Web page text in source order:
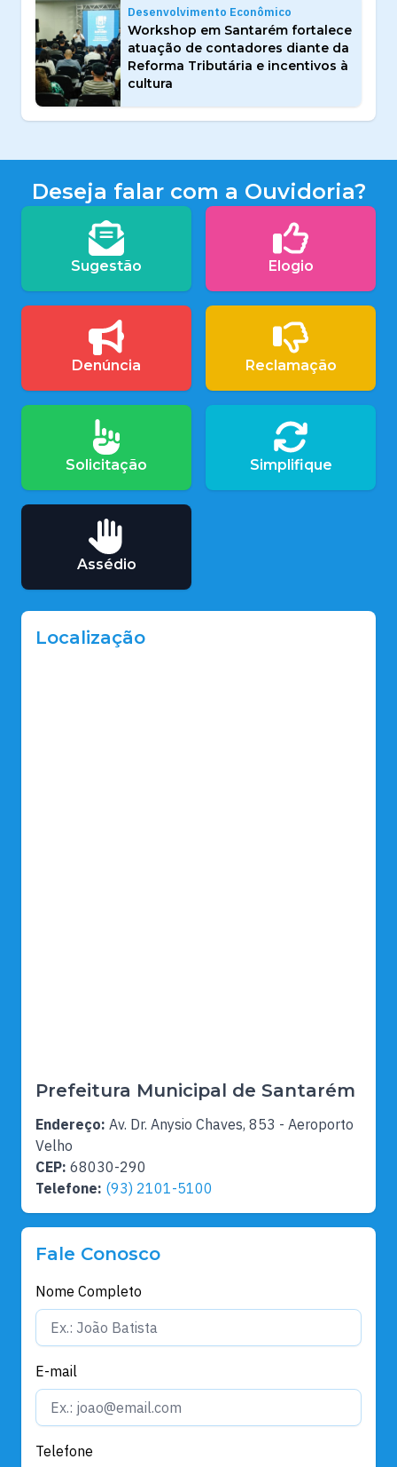
Desenvolvimento Econômico
Workshop em Santarém fortalece
atuação de contadores diante da
Reforma Tributária e incentivos à
cultura
Deseja falar com a Ouvidoria?
Sugestão Elogio
Denúncia Reclamação
Solicitação Simplifique
Assédio
Localização
Prefeitura Municipal de Santarém
Endereço: Av. Dr. Anysio Chaves, 853 - Aeroporto
Velho
CEP: 68030-290
Telefone: (93) 2101-5100
Fale Conosco
Nome Completo
E-mail
Telefone